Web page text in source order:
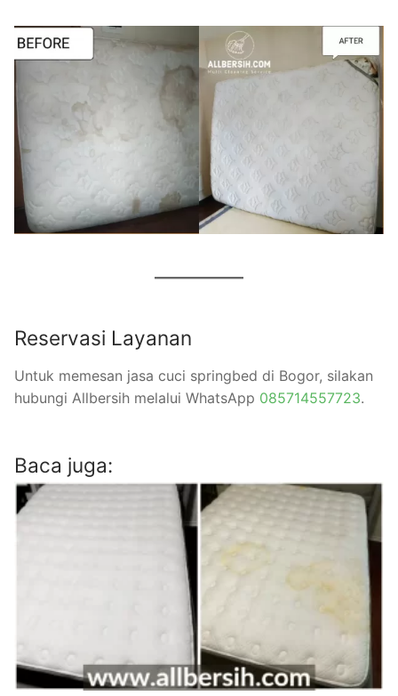
Reservasi Layanan
Untuk memesan jasa cuci springbed di Bogor, silakan
hubungi Allbersih melalui WhatsApp 085714557723.
Baca juga: